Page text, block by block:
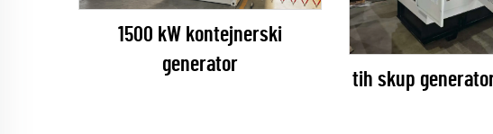
1500 kW kontejnerski
generator
tih skup